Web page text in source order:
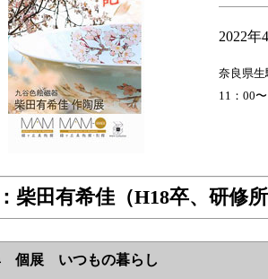
2022年
奈良県生
11：00
柴田有希佳（H18卒、研修
個展 いつもの暮らし